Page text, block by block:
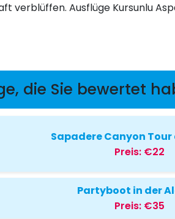
verblüffen. Ausflüge Kursunlu
die Sie bewertet
Sapadere Canyon
Preis: €22
Partyboot in der
Preis: €35